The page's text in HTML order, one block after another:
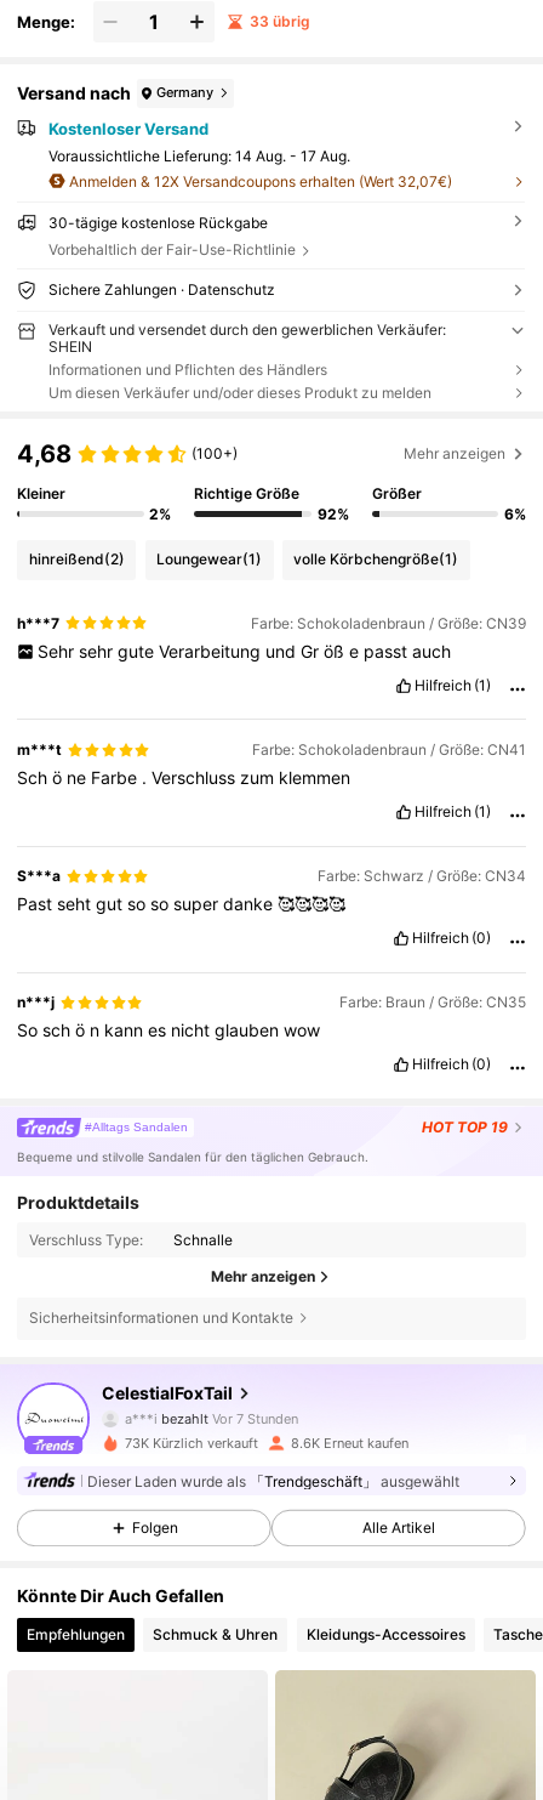
Menge: 33 übrig
Versand nach Germany
Kostenloser Versand
Voraussichtliche Lieferung: 14 Aug. - 17 Aug.
Anmelden & 12X Versandcoupons erhalten (Wert 32,07€)
30-tägige kostenlose Rückgabe
Vorbehaltlich der Fair-Use-Richtlinie
Sichere Zahlungen · Datenschutz
Verkauft und versendet durch den gewerblichen Verkäufer:
SHEIN
Informationen und Pflichten des Händlers
Um diesen Verkäufer und/oder dieses Produkt zu melden
4,68 (100+) Mehr anzeigen
Kleiner
2%
Richtige Größe
92%
Größer
6%
hinreißend(2) Loungewear(1) volle Körbchengröße(1)
h***7 Farbe: Schokoladenbraun / Größe: CN39
Sehr sehr gute Verarbeitung und Gr öß e passt auch
Hilfreich (1)
m***t Farbe: Schokoladenbraun / Größe: CN41
Schö ne Farbe .Verschluss zum klemmen
Hilfreich (1)
S***a Farbe: Schwarz / Größe: CN34
Pastsehtgutsososuperdanke🥰🥰🥰🥰
Hilfreich (0)
n***j Farbe: Braun / Größe: CN35
Soschö n kannes nichtglaubenwow
Hilfreich (0)
#Alltags Sandalen HOT TOP 19
Bequeme und stilvolle Sandalen für den täglichen Gebrauch.
Produktdetails
Verschluss Type: Schnalle
Mehr anzeigen
Sicherheitsinformationen und Kontakte
CelestialFoxTail
4,82 13K Follower
4,82
13K Follower
a***i bezahlt Vor 7 Stunden
4,82 13K Follower
4,82 13K Follower
73K Kürzlich verkauft 8.6K Erneut kaufen
Dieser Laden wurde als 「Trendgeschäft」 ausgewählt
Folgen Alle Artikel
Könnte Dir Auch Gefallen
Empfehlungen Schmuck & Uhren Kleidungs-Accessoires